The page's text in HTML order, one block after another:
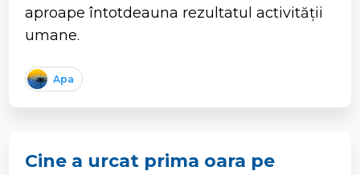
aproape întotdeauna rezultatul activității
umane.
Apa
Cine a urcat prima oara pe